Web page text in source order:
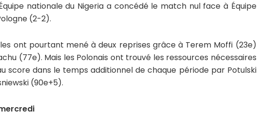
nationale du Nigeria a concédé le match nul face à Équipe
(2-2).
ont pourtant mené à deux reprises grâce à Terem Moffi (23e)
(77e). Mais les Polonais ont trouvé les ressources nécessaires
score dans le temps additionnel de chaque période par Potulski
(90e+5).